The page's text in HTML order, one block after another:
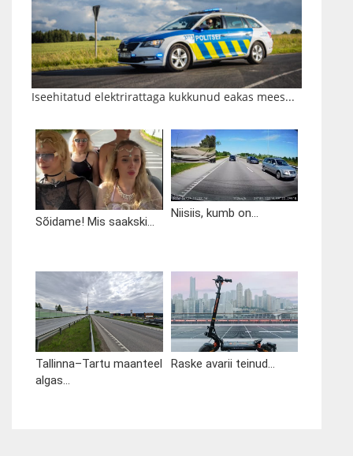
Iseehitatud elektrirattaga kukkunud eakas mees...
Sõidame! Mis saakski...
Niisiis, kumb on...
Tallinna–Tartu maanteel
algas...
Raske avarii teinud...